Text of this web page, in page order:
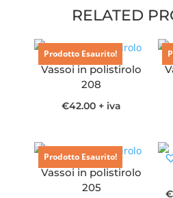
RELATED
Prodotto Esaurito!
Vassoi in polistirolo
208
€42.00 + iva
Prodotto Esaurito!
Vassoi in polistirolo
205
€